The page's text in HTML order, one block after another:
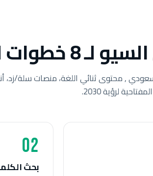
للشركات السعودية.
, محتوى ثنائي اللغة، منصات سلة/زد،
لرؤية 2030.
02
بحث